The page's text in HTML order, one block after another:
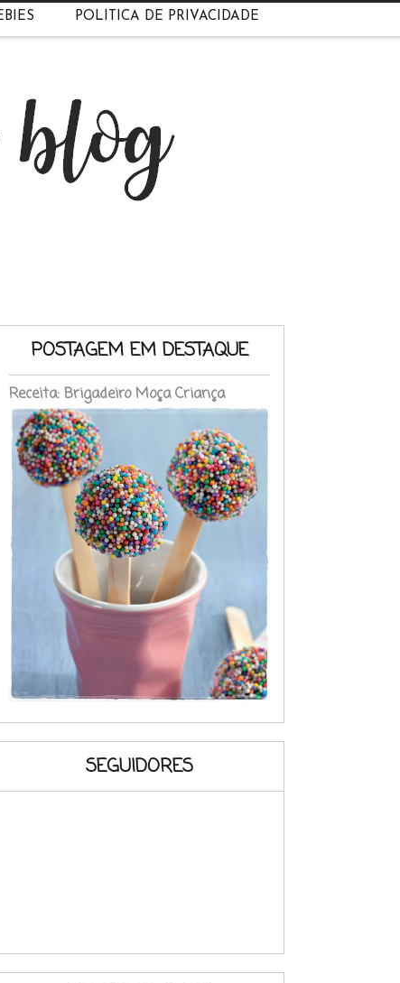
POLÍTICA DE PRIVACIDADE
POSTAGEM EM DESTAQUE
Receita: Brigadeiro Moça Criança
SEGUIDORES